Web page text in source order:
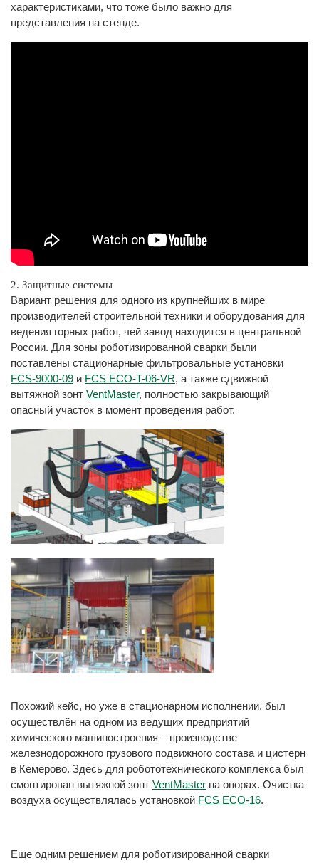
характеристиками, что тоже было важно для
представления на стенде.
2. Защитные системы
Вариант решения для одного из крупнейших в мире
производителей строительной техники и оборудования для
ведения горных работ, чей завод находится в центральной
России. Для зоны роботизированной сварки были
поставлены стационарные фильтровальные установки
FCS-9000-09 и FCS ECO-T-06-VR, а также сдвижной
вытяжной зонт VentMaster, полностью закрывающий
опасный участок в момент проведения работ.
Похожий кейс, но уже в стационарном исполнении, был
осуществлён на одном из ведущих предприятий
химического машиностроения – производстве
железнодорожного грузового подвижного состава и цистерн
в Кемерово. Здесь для робототехнического комплекса был
смонтирован вытяжной зонт VentMaster на опорах. Очистка
воздуха осуществлялась установкой FCS ECO-16.
Еще одним решением для роботизированной сварки